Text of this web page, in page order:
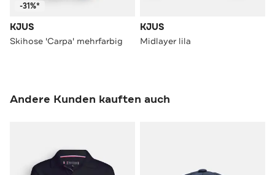
-31%*
KJUS
Skihose 'Carpa' mehrfarbig
KJUS
Midlayer lila
Andere Kunden kauften auch